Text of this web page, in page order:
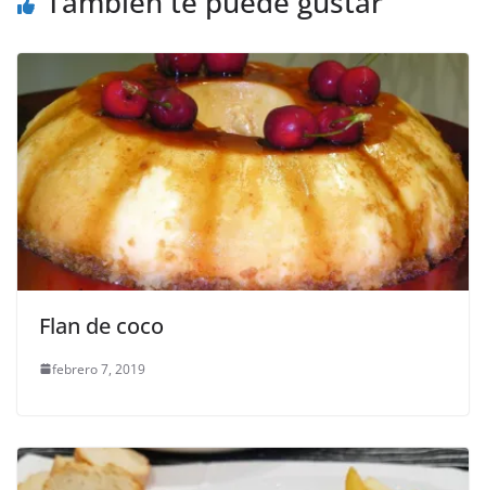
Flan de coco
febrero 7, 2019